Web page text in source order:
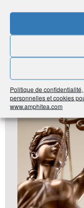
Politique de
personnelles et cookies
www.amphitea.com
LES
CLUB
#Bretagne #22
comptables